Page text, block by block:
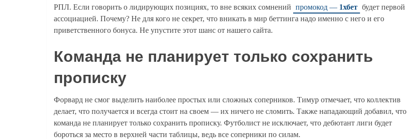
РПЛ. Если говорить о лидирующих позициях, то вне всяких сомнений промокод — 1хбет будет первой
ассоциацией. Почему? Не для кого не секрет, что вникать в мир беттинга надо именно с него и его
приветственного бонуса. Не упустите этот шанс от нашего сайта.
Команда не планирует только сохранить
прописку
Форвард не смог выделить наиболее простых или сложных соперников. Тимур отмечает, что коллектив
делает, что получается и всегда стоит на своем — их ничего не сломить. Также нападающий добавил, что
команда не планирует только сохранить прописку. Футболист не исключает, что дебютант лиги будет
бороться за место в верхней части таблицы, ведь все соперники по силам.